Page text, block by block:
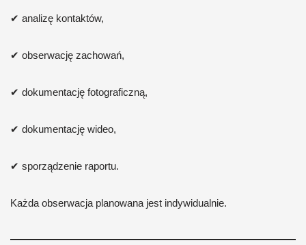
✔ analizę kontaktów,
✔ obserwację zachowań,
✔ dokumentację fotograficzną,
✔ dokumentację wideo,
✔ sporządzenie raportu.
Każda obserwacja planowana jest indywidualnie.